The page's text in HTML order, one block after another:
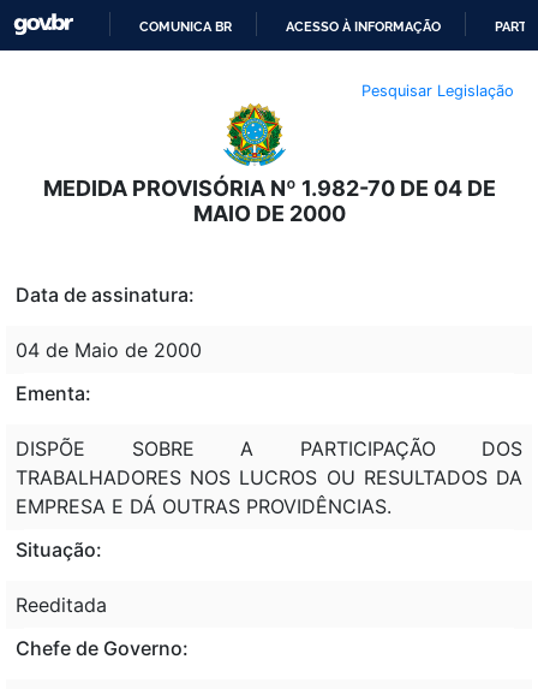
O
CONTEÚDO
COMUNICA BR ACESSO À INFORMAÇÃO
Pesquisar Legislação
MEDIDA PROVISÓRIA Nº 1.982-70 DE 04 DE
MAIO DE 2000
Data de assinatura:
04 de Maio de 2000
Ementa:
DISPÕE SOBRE A PARTICIPAÇÃO DOS
TRABALHADORES NOS LUCROS OU RESULTADOS DA
EMPRESA E DÁ OUTRAS PROVIDÊNCIAS.
Situação:
Reeditada
Chefe de Governo: